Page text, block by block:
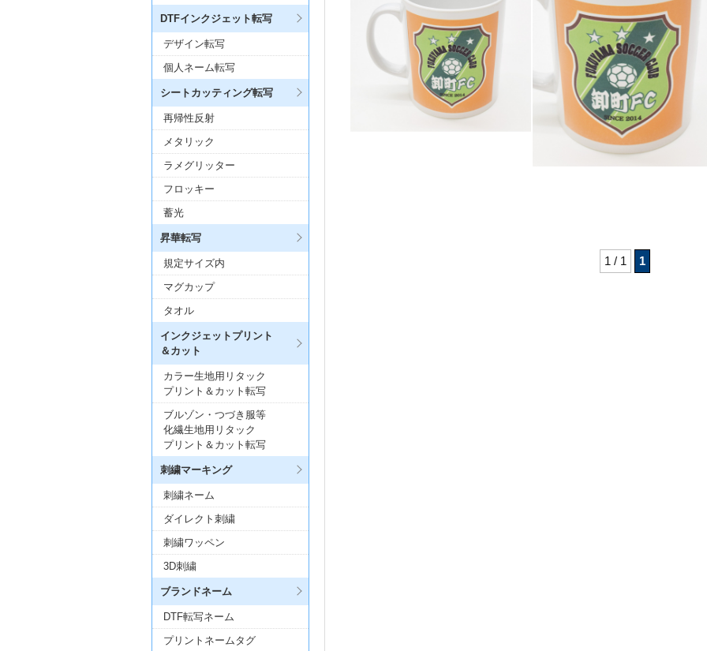
DTFインクジェット転写
デザイン転写
個人ネーム転写
シートカッティング転写
再帰性反射
メタリック
ラメグリッター
フロッキー
蓄光
昇華転写
規定サイズ内
マグカップ
タオル
インクジェットプリント
＆カット
カラー生地用リタック
プリント＆カット転写
ブルゾン・つづき服等
化繊生地用リタック
プリント＆カット転写
刺繍マーキング
刺繍ネーム
ダイレクト刺繍
刺繍ワッペン
3D刺繍
ブランドネーム
DTF転写ネーム
プリントネームタグ
1 / 1 1